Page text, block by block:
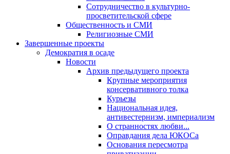
Сотрудничество в культурно-
просветительской сфере
Общественность и СМИ
Религиозные СМИ
Завершенные проекты
Демократия в осаде
Новости
Архив предыдущего проекта
Крупные мероприятия
консервативного толка
Курьезы
Национальная идея,
антивестернизм, империализм
О странностях любви...
Оправдания дела ЮКОСа
Основания пересмотра